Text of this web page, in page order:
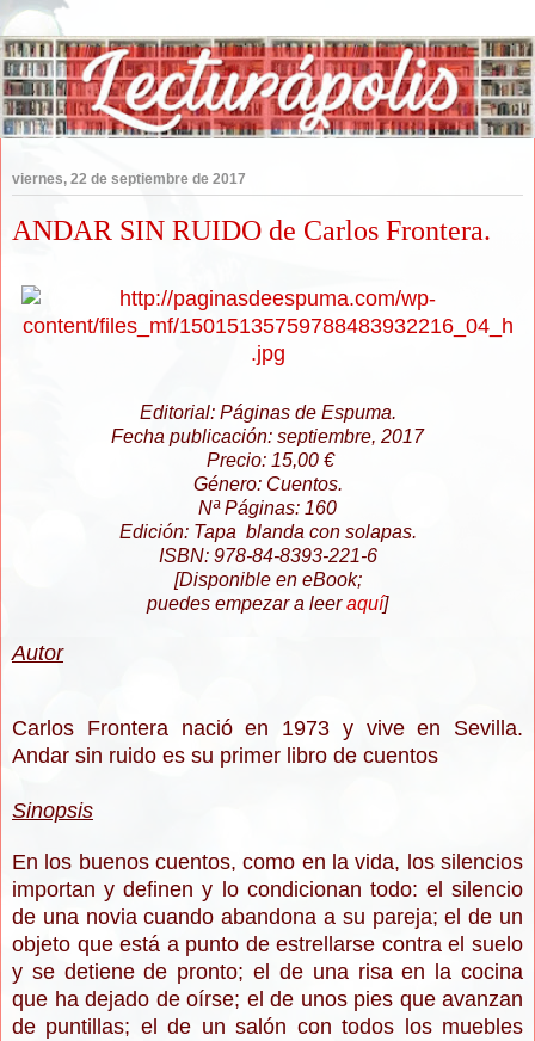
viernes, 22 de septiembre de 2017
ANDAR SIN RUIDO de Carlos Frontera.
Editorial: Páginas de Espuma.
Fecha publicación: septiembre, 2017
Precio: 15,00 €
Género: Cuentos.
Nª Páginas: 160
Edición: Tapa blanda con solapas.
ISBN: 978-84-8393-221-6
[Disponible en eBook;
puedes empezar a leeraquí]
Autor
Carlos Frontera nació en 1973 y vive en Sevilla.
Andar sin ruido es su primer libro de cuentos
Sinopsis
En los buenos cuentos, como en la vida, los silencios
importan y definen y lo condicionan todo: el silencio
de una novia cuando abandona a su pareja; el de un
objeto que está a punto de estrellarse contra el suelo
y se detiene de pronto; el de una risa en la cocina
que ha dejado de oírse; el de unos pies que avanzan
de puntillas; el de un salón con todos los muebles